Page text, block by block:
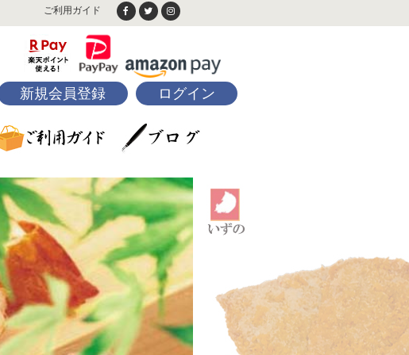
ご利用ガイド
新規会員登録 ログイン